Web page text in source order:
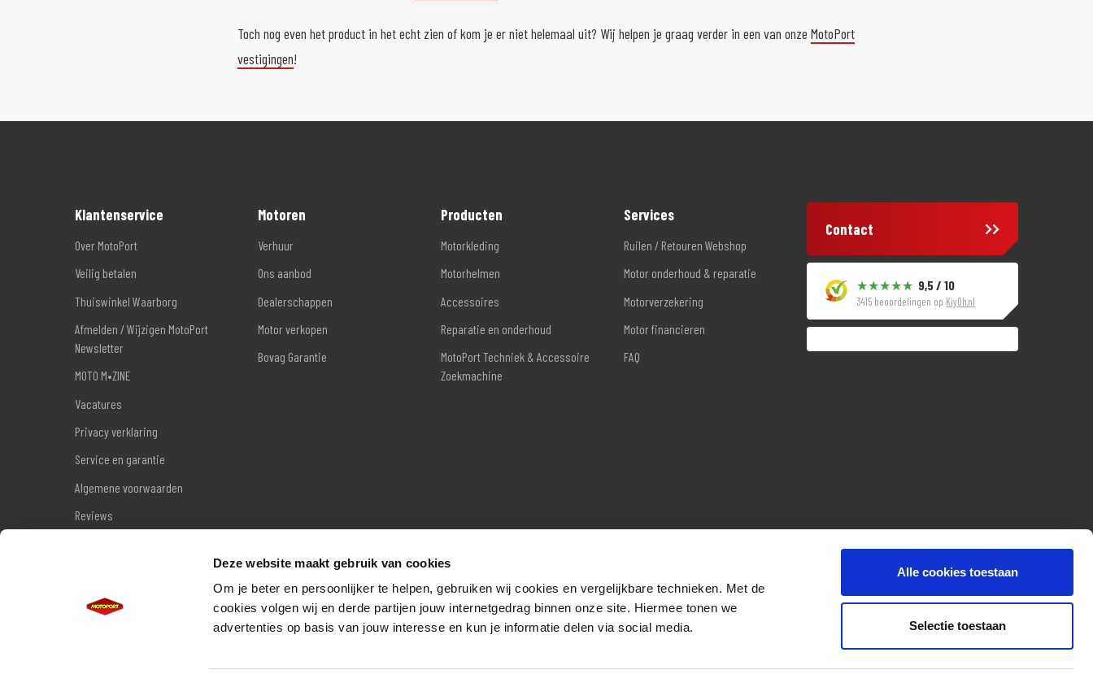
Deze website maakt gebruik van cookies
Om je beter en persoonlijker te helpen, gebruiken wij cookies en vergelijkbare technieken. Met de
cookies volgen wij en derde partijen jouw internetgedrag binnen onze site. Hiermee tonen we
advertenties op basis van jouw interesse en kun je informatie delen via social media.
Alle cookies toestaan
Selectie toestaan
Toch nog even het product in het echt zien of kom je er niet helemaal uit? Wij helpen je graag verder in een van onze MotoPort
vestigingen!
Klantenservice
Over MotoPort
Veilig betalen
Thuiswinkel Waarborg
Afmelden / Wijzigen MotoPort
Newsletter
MOTO M•ZINE
Vacatures
Privacy verklaring
Service en garantie
Algemene voorwaarden
Reviews
Motoren
Verhuur
Ons aanbod
Dealerschappen
Motor verkopen
Bovag Garantie
Producten
Motorkleding
Motorhelmen
Accessoires
Reparatie en onderhoud
MotoPort Techniek & Accessoire
Zoekmachine
Services
Ruilen / Retouren Webshop
Motor onderhoud & reparatie
Motorverzekering
Motor financieren
FAQ
Contact
9,5 / 10
3415 beoordelingen op KiyOh.nl